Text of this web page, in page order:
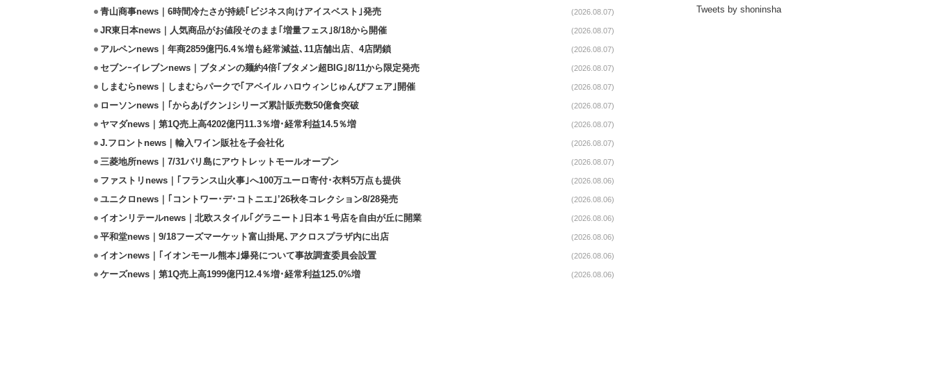
青山商事news｜6時間冷たさが持続｢ビジネス向けアイスベスト｣発売 (2026.08.07)
JR東日本news｜人気商品がお値段そのまま｢増量フェス｣8/18から開催 (2026.08.07)
アルペンnews｜年商2859億円6.4％増も経常減益､11店舗出店、4店閉鎖 (2026.08.07)
セブンｰイレブンnews｜ブタメンの麺約4倍｢ブタメン超BIG｣8/11から限定発売 (2026.08.07)
しまむらnews｜しまむらパークで｢アベイル ハロウィンじゅんびフェア｣開催 (2026.08.07)
ローソンnews｜｢からあげクン｣シリーズ累計販売数50億食突破 (2026.08.07)
ヤマダnews｜第1Q売上高4202億円11.3％増･経常利益14.5％増 (2026.08.07)
J.フロントnews｜輸入ワイン販社を子会社化 (2026.08.07)
三菱地所news｜7/31バリ島にアウトレットモールオープン (2026.08.07)
ファストリnews｜｢フランス山火事｣へ100万ユーロ寄付･衣料5万点も提供 (2026.08.06)
ユニクロnews｜｢コントワー･デ･コトニエ｣’26秋冬コレクション8/28発売 (2026.08.06)
イオンリテールnews｜北欧スタイル｢グラニート｣日本１号店を自由が丘に開業 (2026.08.06)
平和堂news｜9/18フーズマーケット富山掛尾､アクロスプラザ内に出店 (2026.08.06)
イオンnews｜｢イオンモール熊本｣爆発について事故調査委員会設置 (2026.08.06)
ケーズnews｜第1Q売上高1999億円12.4％増･経常利益125.0%増 (2026.08.06)
Tweets by shoninsha